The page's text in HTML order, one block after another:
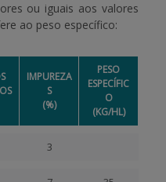
ou iguais aos valores
ao peso específico:
IMPUREZA
S
(%)
PESO
ESPECÍFIC
O
(KG/HL)
3